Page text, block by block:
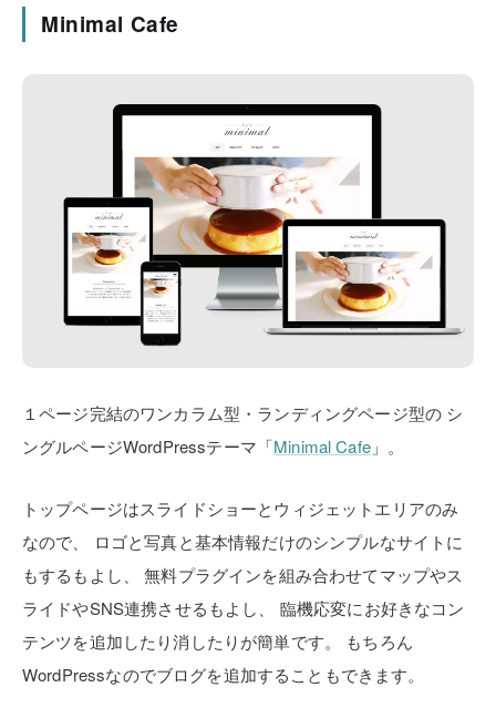
Minimal Cafe
１ページ完結のワンカラム型・ランディングページ型の シ
ングルページWordPressテーマ「Minimal Cafe」。
トップページはスライドショーとウィジェットエリアのみ
なので、
ロゴと写真と基本情報だけのシンプルなサイトに
もするもよし、
無料プラグインを組み合わせてマップやス
ライドやSNS連携させるもよし、
臨機応変にお好きなコン
テンツを追加したり消したりが簡単です。
もちろん
WordPressなのでブログを追加することもできます。